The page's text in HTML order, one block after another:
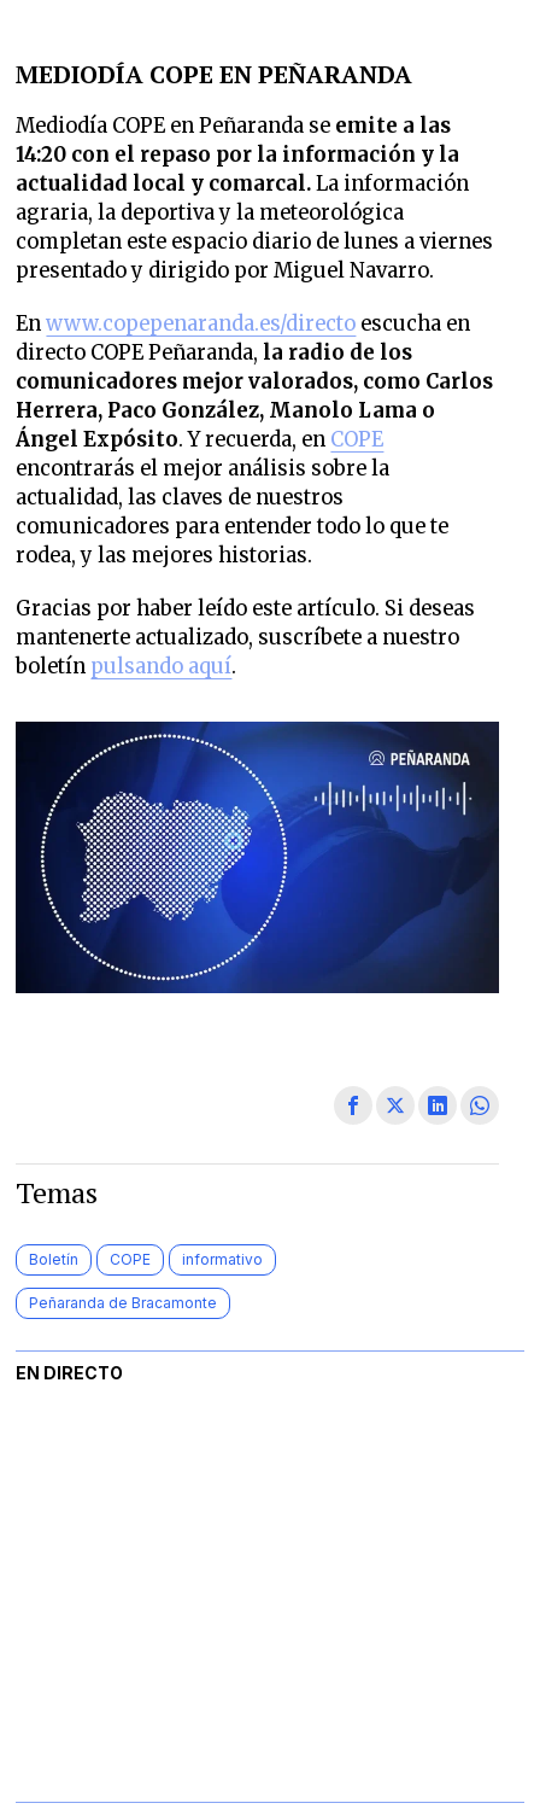
MEDIODÍA COPE EN PEÑARANDA
Mediodía COPE en Peñaranda se emite a las
14:20 con el repaso por la información y la
actualidad local y comarcal.La información
agraria, la deportiva y la meteorológica
completan este espacio diario de lunes a viernes
presentado y dirigido por Miguel Navarro.
Enwww.copepenaranda.es/directo escucha en
directo COPE Peñaranda, la radio de los
comunicadores mejor valorados, como Carlos
Herrera, Paco González, Manolo Lama o
Ángel Expósito. Y recuerda, en COPE
encontrarás el mejor análisis sobre la
actualidad, las claves de nuestros
comunicadores para entender todo lo que te
rodea, y las mejores historias.
Gracias por haber leído este artículo. Si deseas
mantenerte actualizado, suscríbete a nuestro
boletín pulsando aquí.
Temas
Boletín COPE informativo
Peñaranda de Bracamonte
EN DIRECTO